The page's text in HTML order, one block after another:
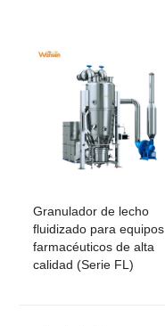
Granulador de lecho
fluidizado para equipos
farmacéuticos de alta
calidad (Serie FL)